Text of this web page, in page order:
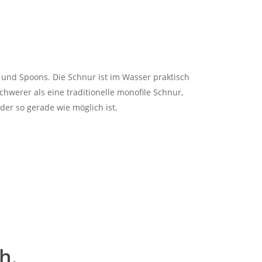
Spoons. Die Schnur ist im Wasser praktisch
als eine traditionelle monofile Schnur,
so gerade wie möglich ist.